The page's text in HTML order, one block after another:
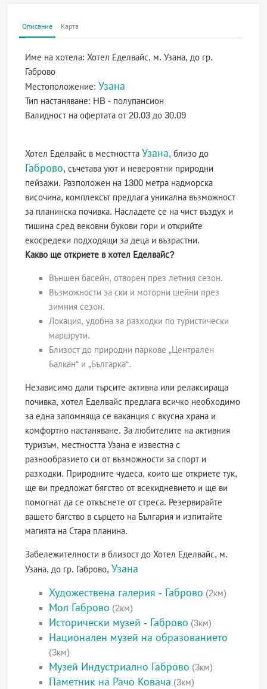
Описание Карта
Име на хотела: Хотел Еделвайс, м. Узана, до гр.
Габрово
Местоположение:Узана
Тип настаняване: HB - полупансион
Валидност на офертатаот 20.03 до 30.09
Хотел Еделвайс в местносттаУзана, близо до
Габрово, съчетава уют и невероятни природни
пейзажи. Разположен на 1300 метра надморска
височина, комплексът предлага уникална възможност
за планинска почивка. Насладете се на чист въздух и
тишина сред вековни букови гори и открийте
екосредеки подходящи за деца и възрастни.
Какво ще откриете в хотел Еделвайс?
Външен басейн, отворен през летния сезон.
Възможности за ски и моторни шейни през
зимния сезон.
Локация, удобна за разходки по туристически
маршрути.
Близост до природни паркове „Централен
Балкан“ и „Българка“.
Независимо дали търсите активна или релаксираща
почивка, хотел Еделвайс предлага всичко необходимо
за една запомняща се ваканция с вкусна храна и
комфортно настаняване. За любителите на активния
туризъм, местността Узана е известна с
разнообразието си от възможности за спорт и
разходки. Природните чудеса, които ще откриете тук,
ще ви предложат бягство от всекидневието и ще ви
помогнат да се откъснете от стреса. Резервирайте
вашето бягство в сърцето на България и изпитайте
магията на Стара планина.
Забележителности в близост до Хотел Еделвайс, м.
Узана, до гр. Габрово,Узана
Художествена галерия - Габрово (2км)
Мол Габрово (2км)
Исторически музей - Габрово (3км)
Национален музей на образованието
(3км)
Музей Индустриално Габрово (3км)
Паметник на Рачо Ковача (3км)